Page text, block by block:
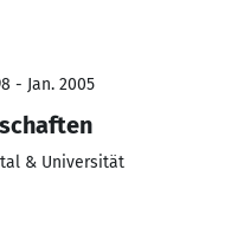
- Jan. 2005
& Universität